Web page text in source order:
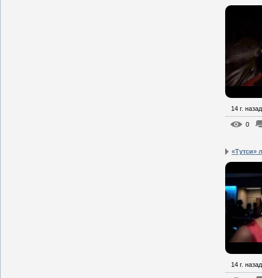
14 г. назад
0
«Тутси»
14 г. назад